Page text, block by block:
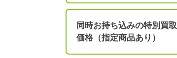
同時お持ち込みの特別買取
価格（指定商品あり）